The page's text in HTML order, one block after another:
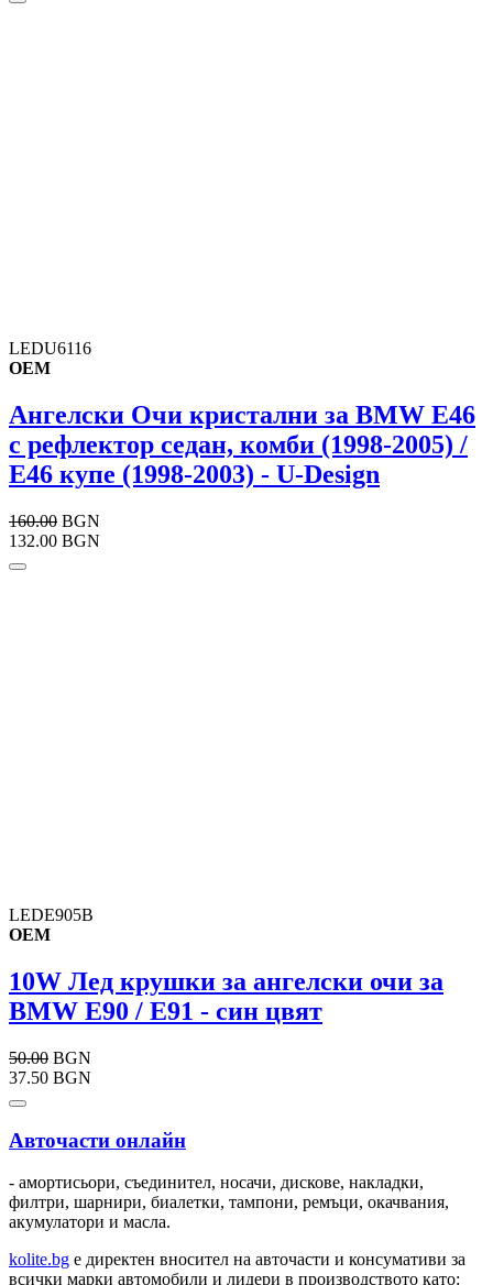
LEDU6116
OEM
Ангелски Очи кристални за BMW E46
с рефлектор седан, комби (1998-2005) /
E46 купе (1998-2003) - U-Design
160.00 BGN
132.00 BGN
LEDE905B
OEM
10W Лед крушки за ангелски очи за
BMW E90 / E91 - син цвят
50.00 BGN
37.50 BGN
Авточасти онлайн
- амортисьори, съединител, носачи, дискове, накладки,
филтри, шарнири, биалетки, тампони, ремъци, окачвания,
акумулатори и масла.
kolite.bg e директен вносител на авточасти и консумативи за
всички марки автомобили и лидери в производството като: